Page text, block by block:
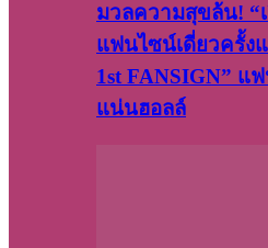
มวลความสุขล้น! “
แฟนไซน์เดี่ยวครั้ง
1st FANSIGN” แ
แน่นฮอลล์